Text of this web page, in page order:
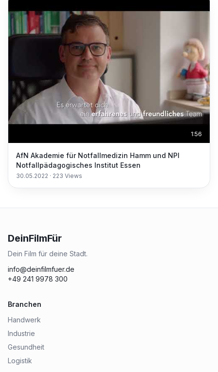
1:56
AfN Akademie für Notfallmedizin Hamm und NPI
Notfallpädagogisches Institut Essen
30.05.2022 · 223 Views
DeinFilmFür
Dein Film für deine Stadt.
info@deinfilmfuer.de
+49 241 9978 300
Branchen
Handwerk
Industrie
Gesundheit
Logistik